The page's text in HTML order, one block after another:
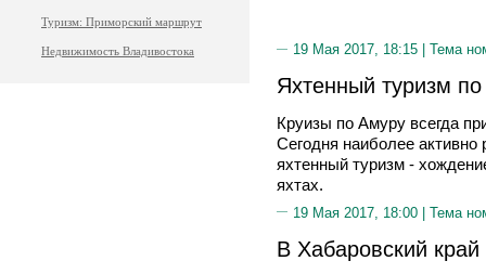
Туризм: Приморский маршрут
Недвижимость Владивостока 19 Мая 2017, 18:15 | Тема
Яхтенный туризм
Круизы по Амуру всегда
Сегодня наиболее активно
яхтенный туризм -
яхтах.
19 Мая 2017, 18:00 | Тема
В Хабаровский